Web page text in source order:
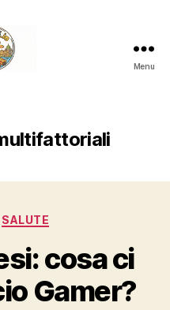
Menu
SALUTE
cosa ci
Gamer?